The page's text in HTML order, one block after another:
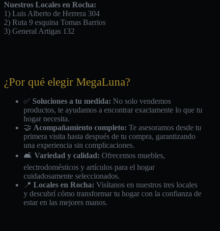
Nuestros Locales en Rocha:
1) Luis Alberto de Herrera 304
2) Ruta 9 esquina Tomas Barrios
3) General Artigas 132
¿Por qué elegir MegaLuna?
✅ Soluciones a tu medida: No solo vendemos
productos, te ayudamos a encontrar exactamente lo que tu
hogar necesita.
🤝 Acompañamiento completo: Te asesoramos desde tu
primera visita hasta después de tu compra, garantizando
una experiencia sin complicaciones.
🛋️ Variedad y calidad: Ofrecemos muebles,
electrodomésticos y artículos para el hogar
cuidadosamente seleccionados.
📍 Locales en Rocha: Visítanos en nuestros tres locales
y descubrí cómo transformar tu hogar con la confianza de
estar en las mejores manos.